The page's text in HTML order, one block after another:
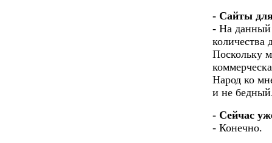
- Сайты для
- На данный
количества
Поскольку
Народ ко
и не
- Сейчас
- Конечно.